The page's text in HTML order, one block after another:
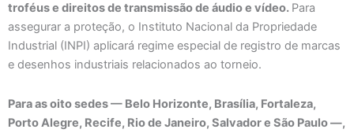
troféus e direitos de transmissão de áudio e vídeo. Para
assegurar a proteção, o Instituto Nacional da Propriedade
Industrial (INPI) aplicará regime especial de registro de marcas
e desenhos industriais relacionados ao torneio.
Para as oito sedes — Belo Horizonte, Brasília, Fortaleza,
Porto Alegre, Recife, Rio de Janeiro, Salvador e São Paulo —,